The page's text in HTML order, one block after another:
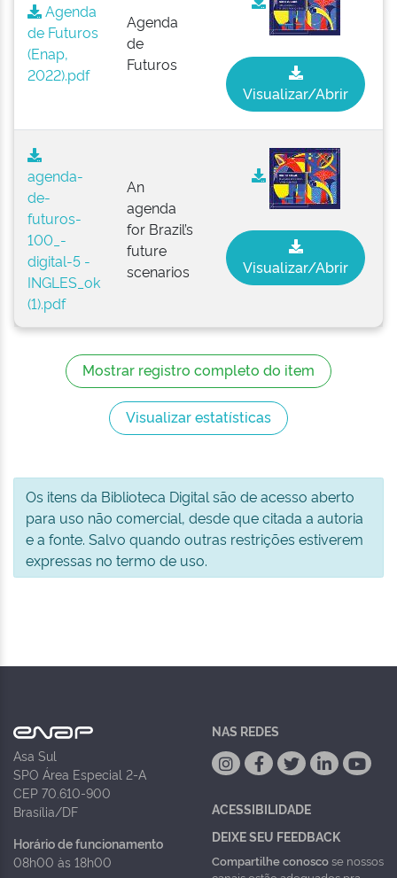
Agenda
de Futuros
(Enap,
2022).pdf
Agenda
de
Futuros
Visualizar/Abrir
agenda-
de-
futuros-
100_-
digital-5 -
INGLES_ok
(1).pdf
An
agenda
for Brazil’s
future
scenarios
Visualizar/Abrir
Mostrar registro completo do item
Visualizar estatísticas
Os itens da Biblioteca Digital são de acesso aberto
para uso não comercial, desde que citada a autoria
e a fonte. Salvo quando outras restrições estiverem
expressas no termo de uso.
Asa Sul
SPO Área Especial 2-A
CEP 70.610-900
Brasília/DF
Horário de funcionamento
08h00 às 18h00
NAS REDES
ACESSIBILIDADE
DEIXE SEU FEEDBACK
Compartilhe conoscose nossos